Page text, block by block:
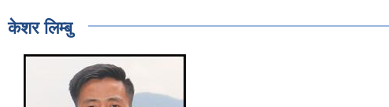
केशर लिम्बु